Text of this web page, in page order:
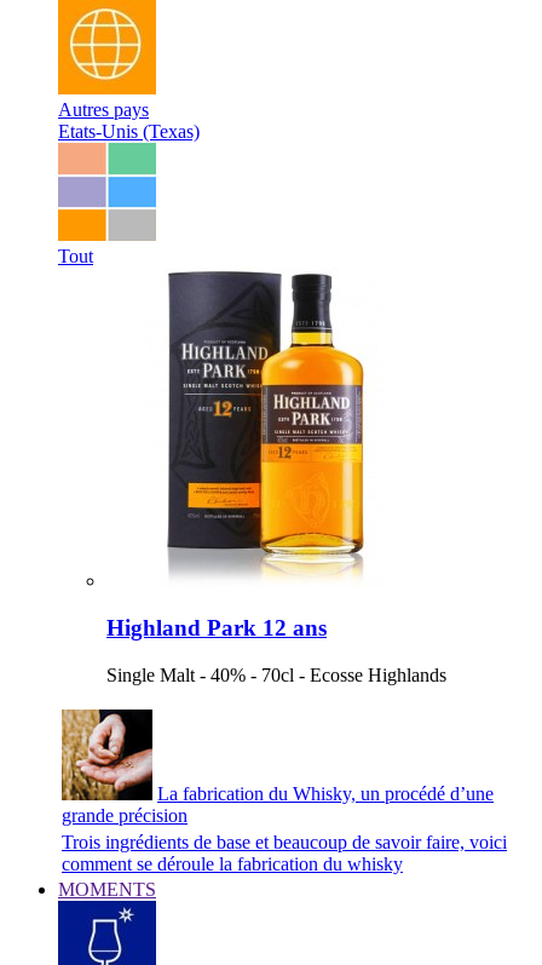
Autres pays
Etats-Unis (Texas)
Tout
Highland Park 12 ans
Single Malt - 40% - 70cl - Ecosse Highlands
La fabrication du Whisky, un procédé d’une
grande précision
Trois ingrédients de base et beaucoup de savoir faire, voici
comment se déroule la fabrication du whisky
MOMENTS